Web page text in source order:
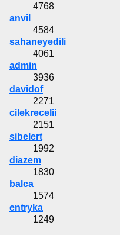
4768
anvil
4584
sahaneyedili
4061
admin
3936
davidof
2271
cilekrecelii
2151
sibelert
1992
diazem
1830
balca
1574
entryka
1249